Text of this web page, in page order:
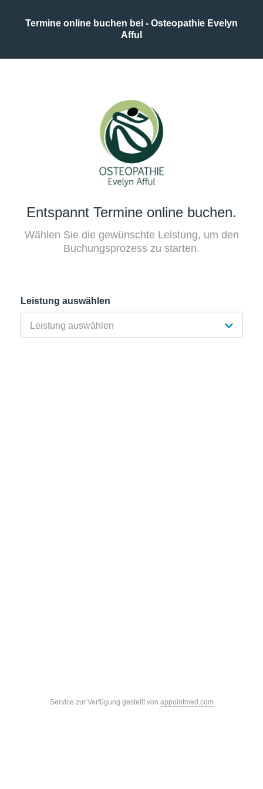
Termine online buchen bei - Osteopathie Evelyn
Afful
Entspannt Termine online buchen.
Wählen Sie die gewünschte Leistung, um den
Buchungsprozess zu starten.
Leistung auswählen
Service zur Verfügung gestellt von appointmed.com